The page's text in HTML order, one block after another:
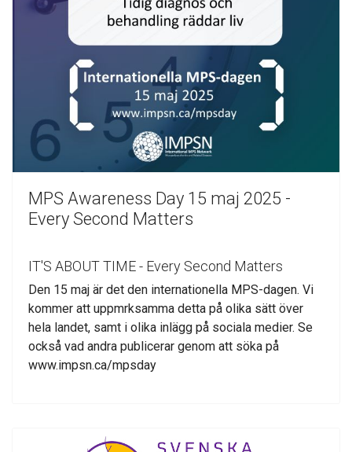
MPS Awareness Day 15 maj 2025 -
Every Second Matters
IT'S ABOUT TIME - Every Second Matters
Den 15 maj är det den internationella MPS-dagen. Vi
kommer att uppmrksamma detta på olika sätt över
hela landet, samt i olika inlägg på sociala medier. Se
också vad andra publicerar genom att söka på
www.impsn.ca/mpsday